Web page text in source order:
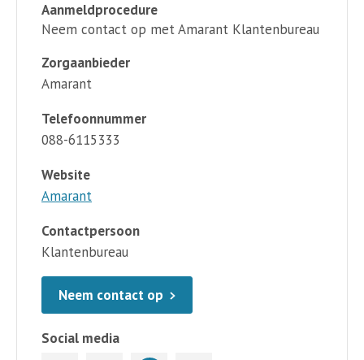
Aanmeldprocedure
Neem contact op met Amarant Klantenbureau
Zorgaanbieder
Amarant
Telefoonnummer
088-6115333
Website
Amarant
Contactpersoon
Klantenbureau
Neem contact op
Social media